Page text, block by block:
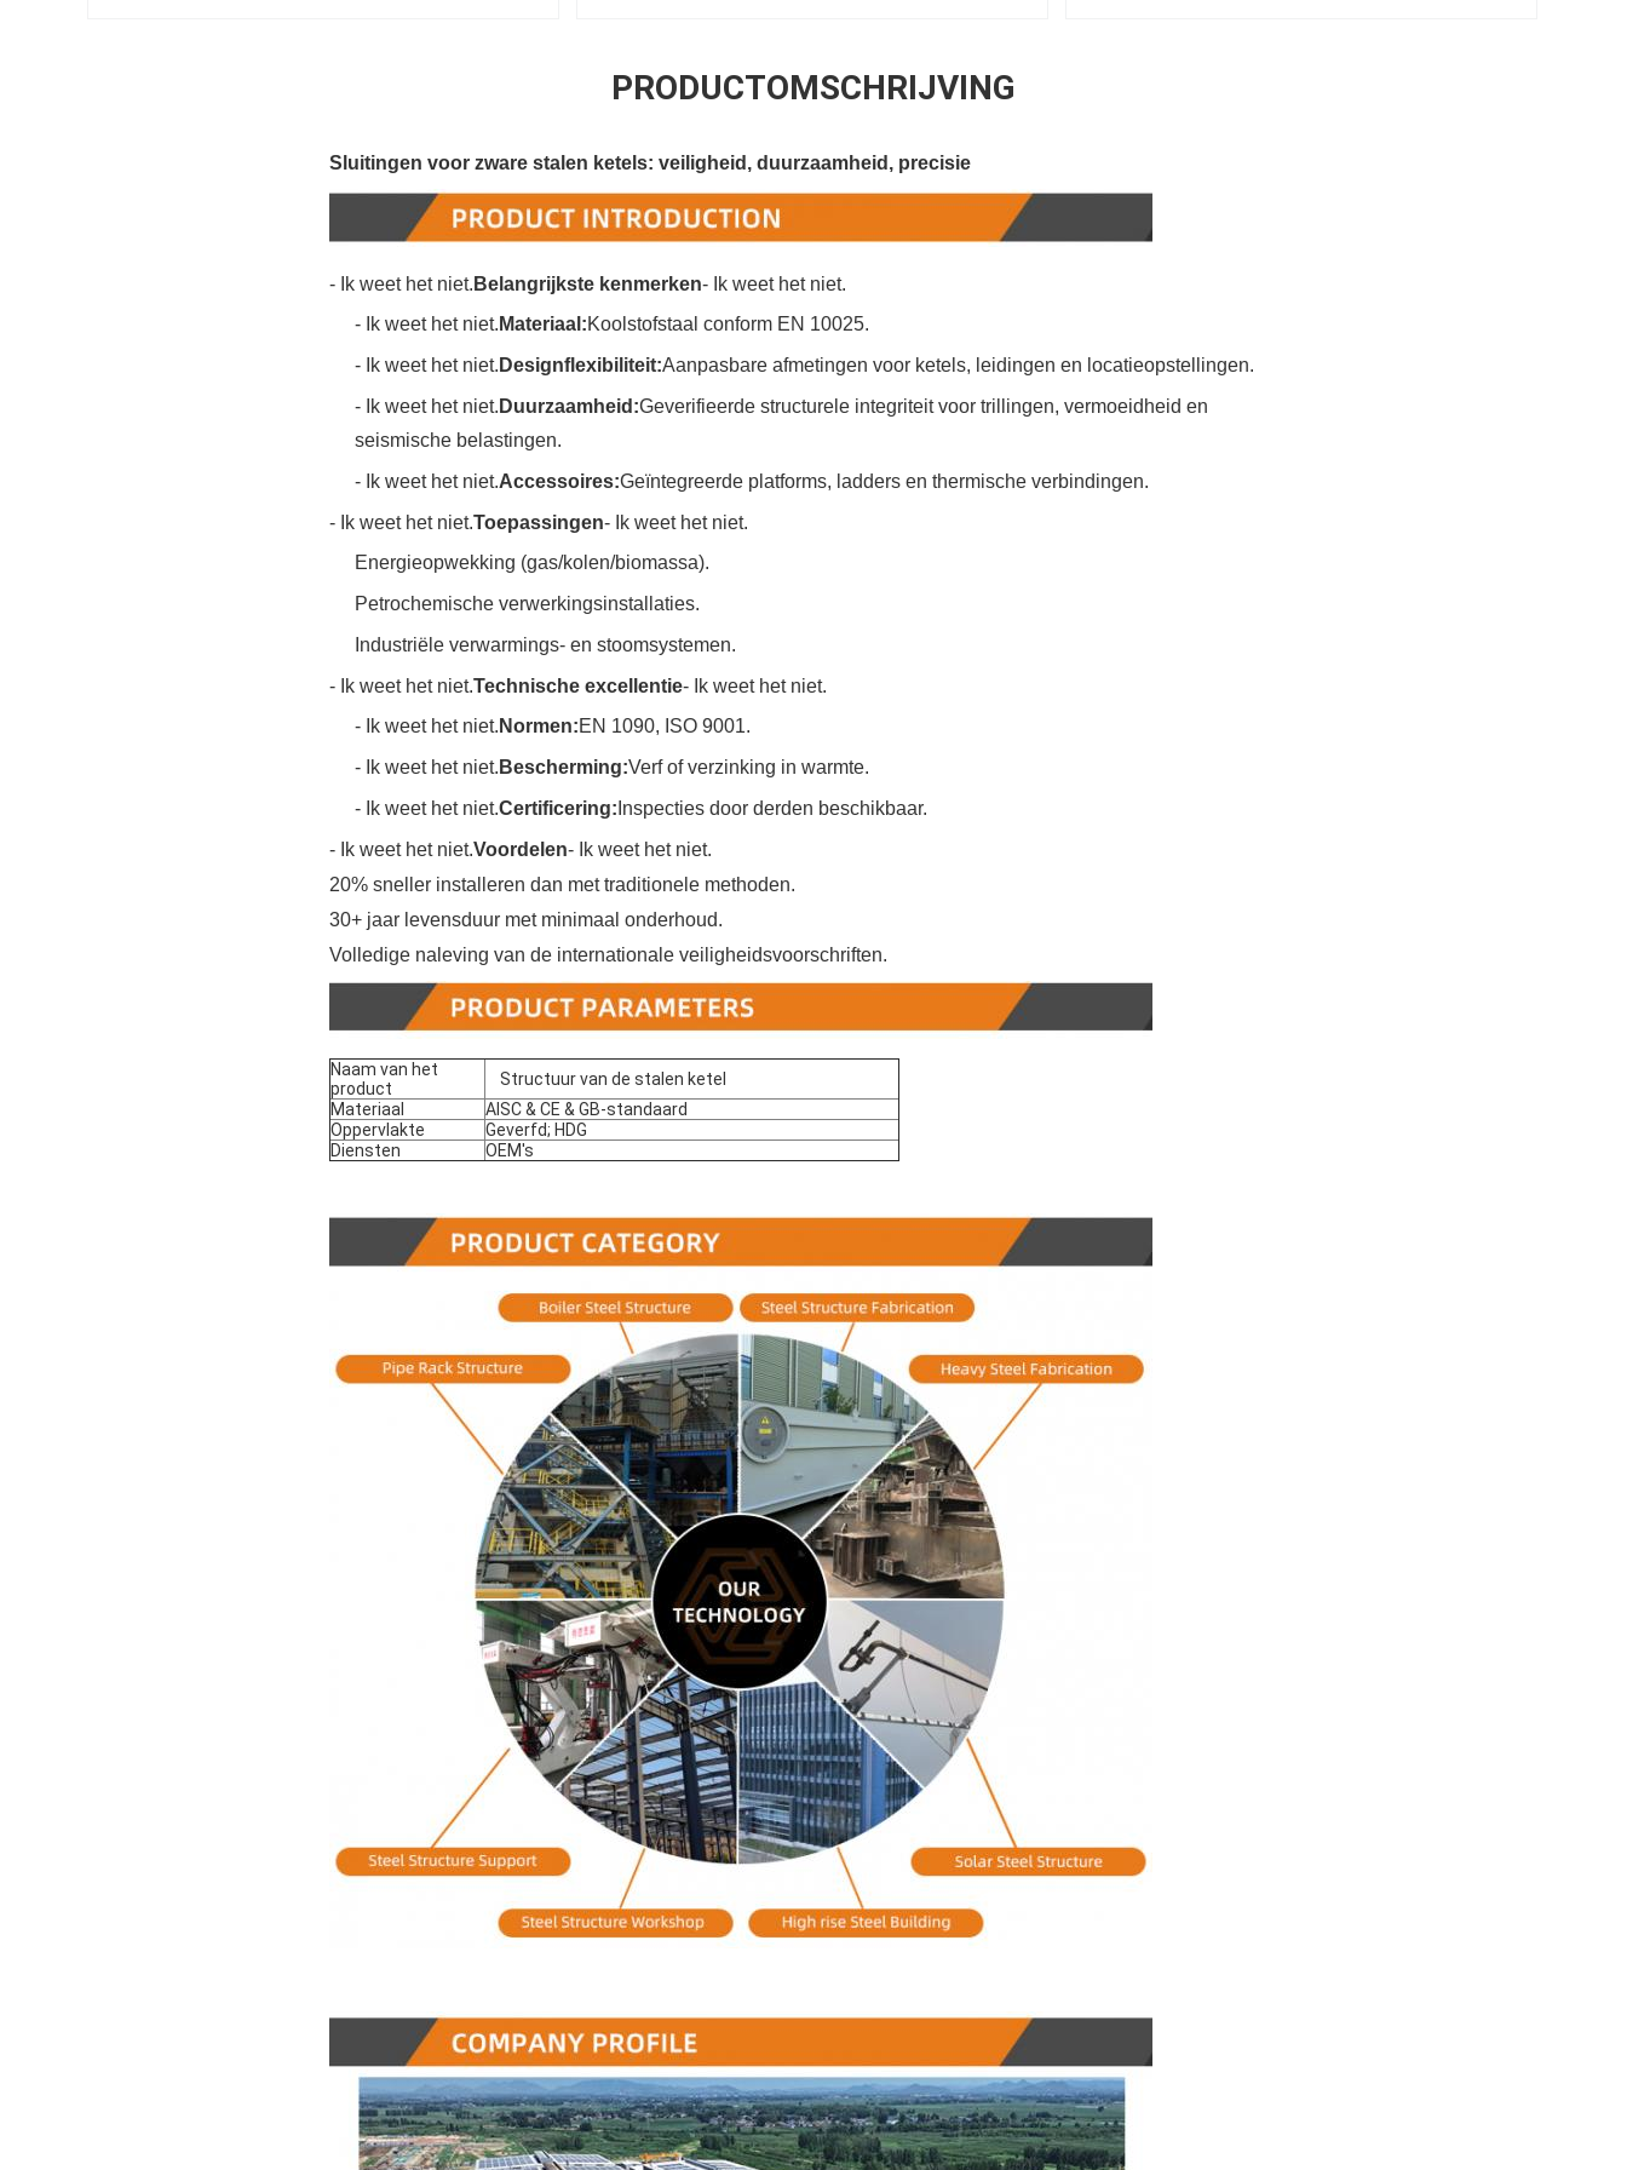
PRODUCTOMSCHRIJVING
Sluitingen voor zware stalen ketels: veiligheid, duurzaamheid, precisie
- Ik weet het niet. Belangrijkste kenmerken- Ik weet het niet.
- Ik weet het niet. Materiaal:Koolstofstaal conform EN 10025.
- Ik weet het niet. Designflexibiliteit:Aanpasbare afmetingen voor ketels, leidingen en locatieopstellingen.
- Ik weet het niet. Duurzaamheid:Geverifieerde structurele integriteit voor trillingen, vermoeidheid en
seismische belastingen.
- Ik weet het niet.Accessoires:Geïntegreerde platforms, ladders en thermische verbindingen.
- Ik weet het niet.Toepassingen- Ik weet het niet.
Energieopwekking (gas/kolen/biomassa).
Petrochemische verwerkingsinstallaties.
Industriële verwarmings- en stoomsystemen.
- Ik weet het niet.Technische excellentie- Ik weet het niet.
- Ik weet het niet. Normen:EN 1090, ISO 9001.
- Ik weet het niet. Bescherming:Verf of verzinking in warmte.
- Ik weet het niet.Certificering: Inspecties door derden beschikbaar.
- Ik weet het niet.Voordelen- Ik weet het niet.
20% sneller installeren dan met traditionele methoden.
30+ jaar levensduur met minimaal onderhoud.
Volledige naleving van de internationale veiligheidsvoorschriften.
Naam van het
product
Structuur van de stalen ketel
Materiaal
AISC & CE & GB-standaard
Oppervlakte
Geverfd; HDG
Diensten
OEM's